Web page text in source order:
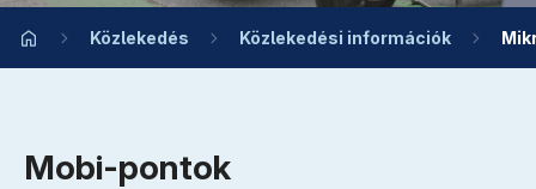
Közlekedés Közlekedési információk
Mobi-pontok